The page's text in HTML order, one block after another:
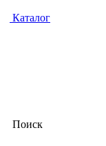
Каталог
Поиск